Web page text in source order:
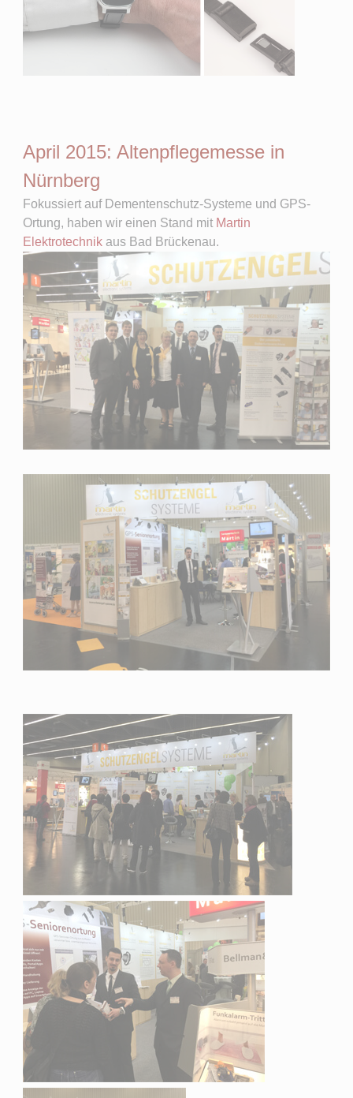
April 2015: Altenpflegemesse in
Nürnberg
Fokussiert auf Dementenschutz-Systeme und GPS-
Ortung, haben wir einen Stand mit Martin
Elektrotechnik aus Bad Brückenau.